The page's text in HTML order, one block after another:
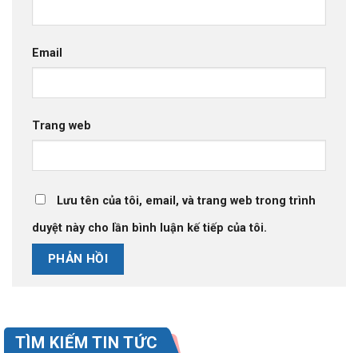
Email
Trang web
Lưu tên của tôi, email, và trang web trong trình
duyệt này cho lần bình luận kế tiếp của tôi.
TÌM KIẾM TIN TỨC